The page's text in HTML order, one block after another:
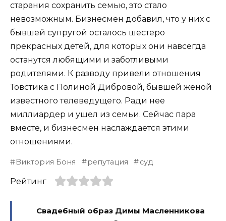
старания сохранить семью, это стало
невозможным. Бизнесмен добавил, что у них с
бывшей супругой осталось шестеро
прекрасных детей, для которых они навсегда
останутся любящими и заботливыми
родителями. К разводу привели отношения
Товстика с Полиной Дибровой, бывшей женой
известного телеведущего. Ради нее
миллиардер и ушел из семьи. Сейчас пара
вместе, и бизнесмен наслаждается этими
отношениями.
Виктория Боня репутация суд
Рейтинг
Свадебный образ Димы Масленникова